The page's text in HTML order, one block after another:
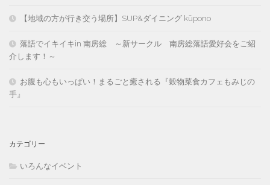
【地域の方が行き交う場所】SUP&ダイニング kūpono
落語でイキイキin 南房総 ～新サークル 南房総落語愛好会をご紹
介します！～
お腹も心もいっぱい！まるごと癒される『穀物菜食カフェもみじの
手』
カテゴリー
いろんなイベント